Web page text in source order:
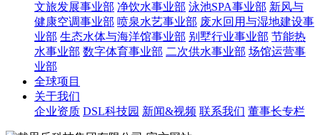
文旅发展事业部 净饮水事业部 泳池SPA事业部 新风与
健康空调事业部 喷泉水艺事业部 废水回用与湿地建设事
业部 生态水体与海洋馆事业部 别墅行业事业部 节能热
水事业部 数字体育事业部 二次供水事业部 场馆运营事
业部
全球项目
关于我们
企业资质 DSL科技园 新闻&视频 联系我们 董事长专栏